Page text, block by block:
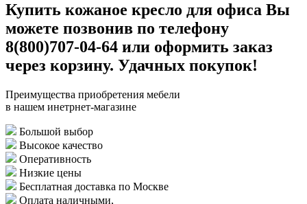
Купить кожаное кресло для офиса Вы
можете позвонив по телефону
8(800)707-04-64 или оформить заказ
через корзину. Удачных покупок!
Преимущества приобретения мебели
в нашем инетрнет-магазине
Большой выбор
Высокое качество
Оперативность
Низкие цены
Бесплатная доставка по Москве
Оплата наличными,